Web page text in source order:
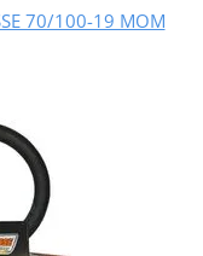
70/100-19 MOM